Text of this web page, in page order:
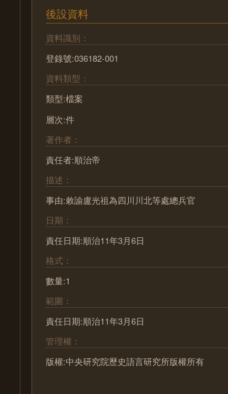
後設資料
資料識別：
登錄號:036182-001
資料類型：
類型:檔案
層次:件
著作者：
責任者:順治帝
描述：
事由:敕諭盧光祖為四川川北等處總兵官
日期：
責任日期:順治11年3月6日
格式：
數量:1
範圍：
責任日期:順治11年3月6日
管理權：
版權:中央研究院歷史語言研究所版權所有